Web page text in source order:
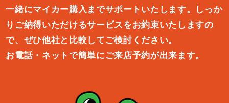
一緒にマイカー購入ま でサポートいたします。しっか
りご納得いただけるサービスをお約束いたしますの
で、ぜひ他社と比較してご検討ください。
お電話・ネットで簡単にご来店予約が出来ます。